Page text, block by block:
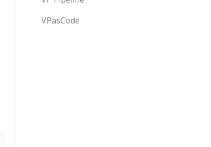
VPasCode